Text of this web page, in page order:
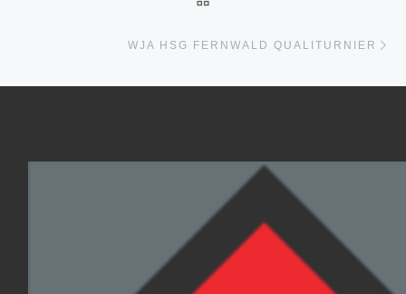
WJA HSG FERNWALD QUALITURNIER